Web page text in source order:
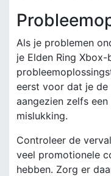
Als je problemen
je Elden Ring
eerst voor dat je
aangezien zelfs
mislukking.
Controleer de
veel promotionele
hebben. Zorg er